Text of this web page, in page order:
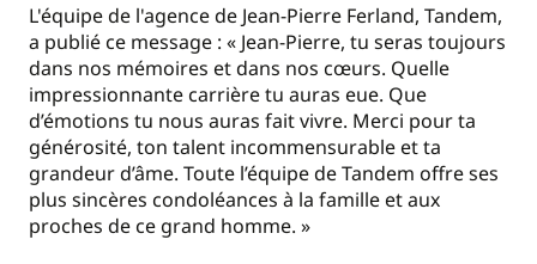
L'équipe de l'agence de Jean-Pierre Ferland, Tandem,
a publié ce message : « Jean-Pierre, tu seras toujours
dans nos mémoires et dans nos cœurs. Quelle
impressionnante carrière tu auras eue. Que
d’émotions tu nous auras fait vivre. Merci pour ta
générosité, ton talent incommensurable et ta
grandeur d’âme. Toute l’équipe de Tandem offre ses
plus sincères condoléances à la famille et aux
proches de ce grand homme. »